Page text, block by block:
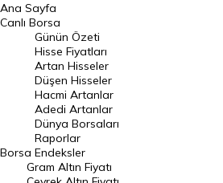
BIST 100 Hisseleri
En Çok Artan Hisseler
En Çok Düşen Hisseler
Hacmi Artanlar
Geçmiş Kapanışlar
Dünya Borsaları
Raporlar
Ana Sayfa
Canlı Borsa
Borsa
Günün Özeti
Hisse Fiyatları
Artan Hisseler
Düşen Hisseler
Hacmi Artanlar
Adedi Artanlar
Dünya Borsaları
Raporlar
Endeksler
Gram Altın Fiyatı